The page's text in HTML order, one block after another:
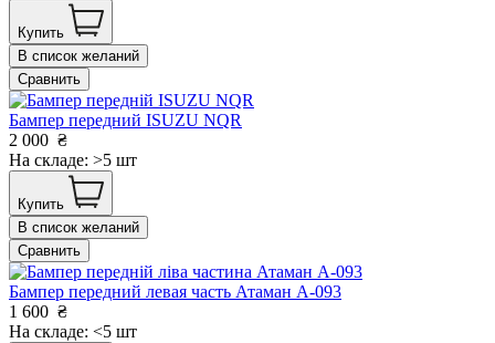
Купить
В список желаний
Сравнить
Бампер передний ISUZU NQR
2 000 ₴
На складе: >5 шт
Купить
В список желаний
Сравнить
Бампер передний левая часть Атаман А-093
1 600 ₴
На складе: <5 шт